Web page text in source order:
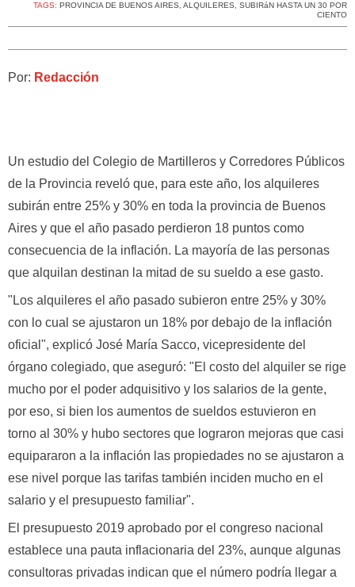
TAGS: PROVINCIA DE BUENOS AIRES, ALQUILERES, SUBIRáN HASTA UN 30 POR
CIENTO
Por: Redacción
Un estudio del Colegio de Martilleros y Corredores Públicos
de la Provincia reveló que, para este año, los alquileres
subirán entre 25% y 30% en toda la provincia de Buenos
Aires y que el año pasado perdieron 18 puntos como
consecuencia de la inflación. La mayoría de las personas
que alquilan destinan la mitad de su sueldo a ese gasto.
"Los alquileres el año pasado subieron entre 25% y 30%
con lo cual se ajustaron un 18% por debajo de la inflación
oficial", explicó José María Sacco, vicepresidente del
órgano colegiado, que aseguró: "El costo del alquiler se rige
mucho por el poder adquisitivo y los salarios de la gente,
por eso, si bien los aumentos de sueldos estuvieron en
torno al 30% y hubo sectores que lograron mejoras que casi
equipararon a la inflación las propiedades no se ajustaron a
ese nivel porque las tarifas también inciden mucho en el
salario y el presupuesto familiar".
El presupuesto 2019 aprobado por el congreso nacional
establece una pauta inflacionaria del 23%, aunque algunas
consultoras privadas indican que el número podría llegar a